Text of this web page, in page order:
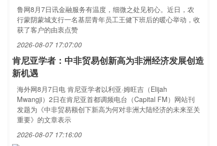
鲁网8月7日讯金融服务有温度，细微之处见初心。近日，农
行蒙阴蒙城支行一名基层青年员工王健下班后的暖心举动，收
获了客户的由衷点赞
2026-08-07 17:07:00
肯尼亚学者：中非贸易创新高为非洲经济发展创造
新机遇
海外网8月7日电 肯尼亚学者以利亚·姆旺吉（Elijah
Mwangji）2日在肯尼亚首都调频电台（Capital FM）网站刊
发题为《中非贸易额创下新高为何对非洲大陆经济的未来至关
重要》的文章表示
2026-08-07 17:16:00